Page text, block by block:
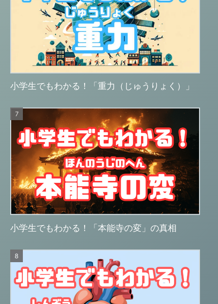
小学生でもわかる！「重力（じゅうりょく）」
小学生でもわかる！「本能寺の変」の真相